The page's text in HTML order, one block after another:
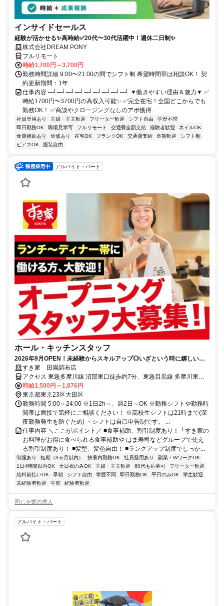
インサイドセールス
経験が活かせる✨高時給✅20代〜30代活躍中！週休二日制✨
株式会社DREAM PONY
フルリモート
時給1,700円～3,700円
勤務時間詳細 9:00〜21:00の間でシフト制 希望時間帯は相談OK！ 契
約更新期間：1年
仕事内容 ─┘─┘─┘─┘─┘─┘─┘─┘─┘ ▼働きやすい理由＆魅力▼ ✅
時給1700円〜3700円の高収入可能✨ ✅完全在宅！全国どこからでも
勤務OK！ ✅商談やクロージングなしのアポ獲得...
社員登用あり 主婦・主夫歓迎 フリーター歓迎 シフト自由
学歴不問
即日勤務OK
職場見学可 フルリモート 交通費全額支給 経験者歓迎
ネイルOK
食費補助あり
研修あり 在宅OK ブランクOK 交通費支給 長期歓迎
シフト制
ピアスOK
服装自由
アルバイト・パート
ホール・キッチンスタッフ
2026年9月OPEN！未経験からスキルアップ◎いざという時に嬉しい給
与前払い制度あり！
すき家 田園調布店
アクセス 東急多摩川線 沼部東口徒歩約7分、東急目黒線 多摩川東口
徒歩約6分、東急東横線 多摩川東口徒歩約6分 多摩川駅より徒歩6分
時給1,500円～1,876円
東京都東京23区大田区
勤務時間 5:00～24:00 ※1日2h～、週2日～OK ※勤務シフトや勤務時
間帯は面接で気軽にご相談ください！ ※高校生シフトは21時まで(深
夜勤務発生を防ぐため) ・シフトは自己申告制です。 ...
仕事内容 ＼ここがポイント／ ■食事補助、割引制度あり！ └すき家の
お料理がお得に食べられる食事補助や はま寿司などグループで使え
る割引制度あり！ ■髪型、髪色自由！ ■ランクアップ制度でしっか...
制服あり 短期（3ヵ月以内） 扶養内勤務OK 社員登用あり
副業・WワークOK
1日4時間以内OK
土日祝のみOK 主婦・主夫歓迎 60代も応募可
フリーター歓迎
給料前払いOK
早朝 シフト自由 学歴不問 即日勤務OK 平日のみOK
学生歓迎
未経験者歓迎
午前 経験者歓迎
同じ企業の求人
アルバイト・パート